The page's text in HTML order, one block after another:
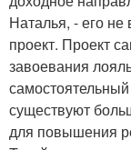
Наталья, - его не
проект. Проект
завоевания
существуют
для повышения